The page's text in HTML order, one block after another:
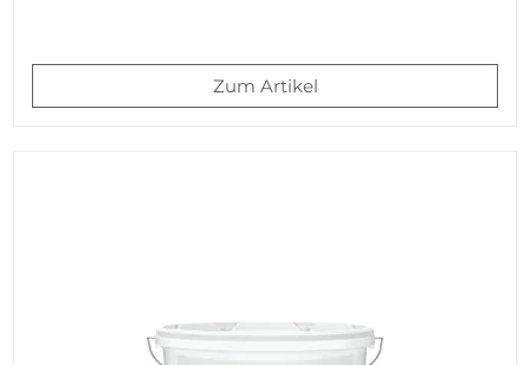
Zum Artikel